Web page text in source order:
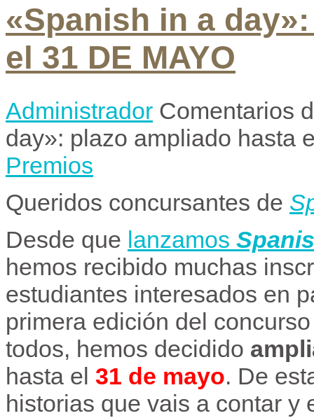
«Spanish in a
el 31 DE MAYO
Administrador Comentarios
day»: plazo ampliado hasta
Premios
Queridos concursantes de
Desde que lanzamos
hemos recibido muchas
estudiantes interesados en
primera edición del
todos, hemos decidido
hasta el 31 de mayo. De
historias que vais a contar